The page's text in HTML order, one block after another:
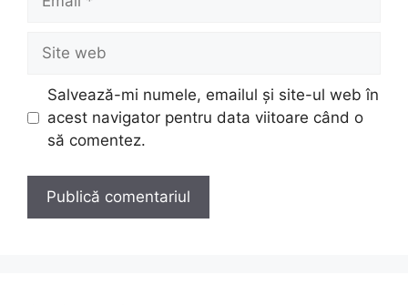
Site
web
Salvează-mi numele, emailul și site-ul web în
acest navigator pentru data viitoare când o
să comentez.